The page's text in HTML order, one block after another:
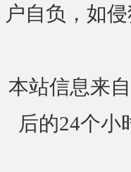
户自负，如
本站信息来
后的24个